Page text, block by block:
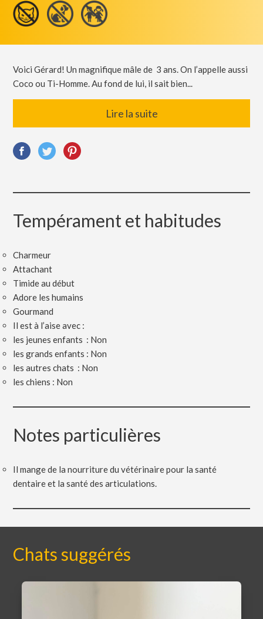
Voici Gérard! Un magnifique mâle de 3 ans. On l’appelle aussi
Coco ou Ti-Homme. Au fond de lui, il sait bien...
Lire la suite
Tempérament et habitudes
Charmeur
Attachant
Timide au début
Adore les humains
Gourmand
Il est à l’aise avec :
les jeunes enfants : Non
les grands enfants : Non
les autres chats : Non
les chiens : Non
Notes particulières
Il mange de la nourriture du vétérinaire pour la santé
dentaire et la santé des articulations.
Chats suggérés